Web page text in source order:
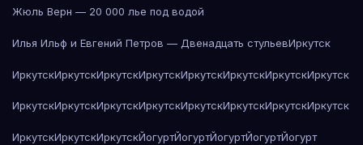
Жюль Верн — 20 000 лье под водой
Илья Ильф и Евгений Петров — Двенадцать стульевИркутск
ИркутскИркутскИркутскИркутскИркутскИркутскИркутскИркутск
ИркутскИркутскИркутскИркутскИркутскИркутскИркутскИркутск
ИркутскИркутскИркутскЙогуртЙогуртЙогуртЙогуртЙогурт